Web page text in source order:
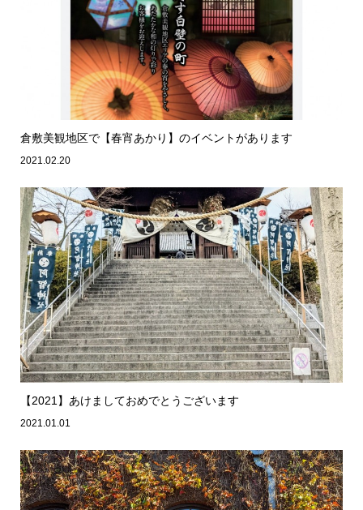
倉敷美観地区で【春宵あかり】のイベントがあります
2021.02.20
【2021】あけましておめでとうございます
2021.01.01